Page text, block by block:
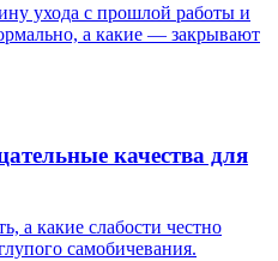
ухода с прошлой работы и
а какие — закрывают
качества для
а какие слабости честно
самобичевания.